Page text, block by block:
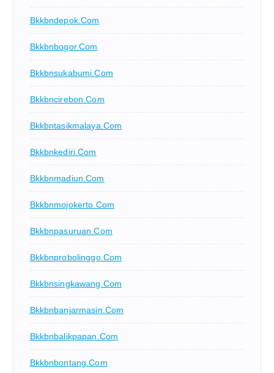
Bkkbndepok.com
Bkkbnbogor.com
Bkkbnsukabumi.com
Bkkbncirebon.com
Bkkbntasikmalaya.com
Bkkbnkediri.com
Bkkbnmadiun.com
Bkkbnmojokerto.com
Bkkbnpasuruan.com
Bkkbnprobolinggo.com
Bkkbnsingkawang.com
Bkkbnbanjarmasin.com
Bkkbnbalikpapan.com
Bkkbnbontang.com